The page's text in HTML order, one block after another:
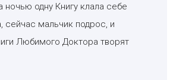
ночью одну Книгу клала себе
сейчас мальчик подрос, и
Любимого Доктора творят